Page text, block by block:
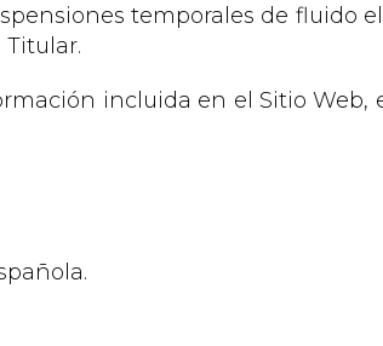
temporales de fluido
incluida en el Sitio